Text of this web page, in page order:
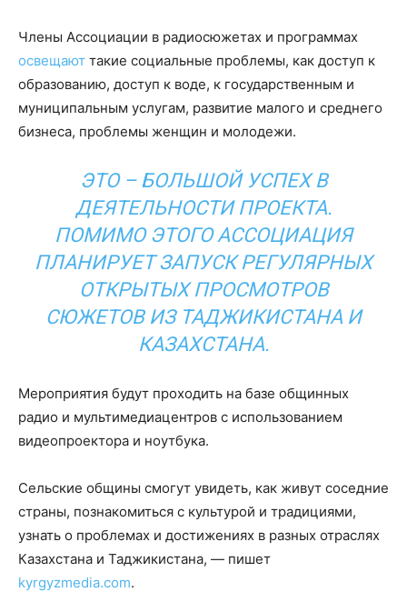
Члены Ассоциации в радиосюжетах и программах
освещают такие социальные проблемы, как доступ к
образованию, доступ к воде, к государственным и
муниципальным услугам, развитие малого и среднего
бизнеса, проблемы женщин и молодежи.
ЭТО – БОЛЬШОЙ УСПЕХ В
ДЕЯТЕЛЬНОСТИ ПРОЕКТА.
ПОМИМО ЭТОГО АССОЦИАЦИЯ
ПЛАНИРУЕТ ЗАПУСК РЕГУЛЯРНЫХ
ОТКРЫТЫХ ПРОСМОТРОВ
СЮЖЕТОВ ИЗ ТАДЖИКИСТАНА И
КАЗАХСТАНА.
Мероприятия будут проходить на базе общинных
радио и мультимедиацентров с использованием
видеопроектора и ноутбука.
Сельские общины смогут увидеть, как живут соседние
страны, познакомиться с культурой и традициями,
узнать о проблемах и достижениях в разных отраслях
Казахстана и Таджикистана, — пишет
kyrgyzmedia.com.